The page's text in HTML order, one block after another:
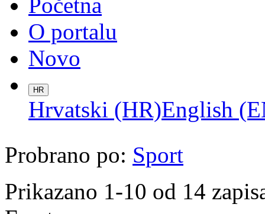
O portalu
Novo
HR
Hrvatski (HR)English
Probrano po: Sport
Prikazano 1-10 od 14